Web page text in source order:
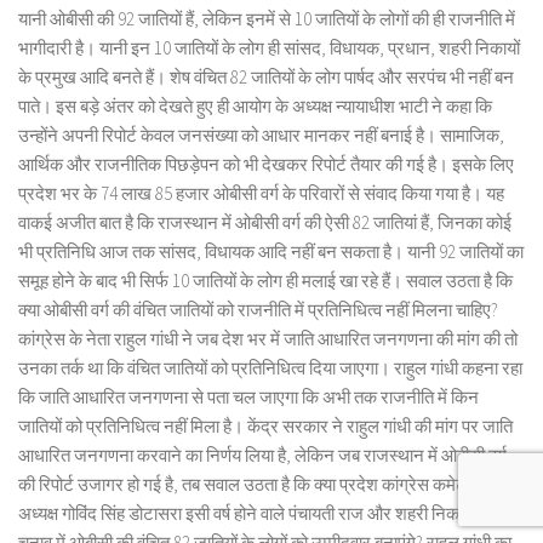
यानी ओबीसी की 92 जातियों हैं, लेकिन इनमें से 10 जातियों के लोगों की ही राजनीति में
भागीदारी है। यानी इन 10 जातियों के लोग ही सांसद, विधायक, प्रधान, शहरी निकायों
के प्रमुख आदि बनते हैं। शेष वंचित 82 जातियों के लोग पार्षद और सरपंच भी नहीं बन
पाते। इस बड़े अंतर को देखते हुए ही आयोग के अध्यक्ष न्यायाधीश भाटी ने कहा कि
उन्होंने अपनी रिपोर्ट केवल जनसंख्या को आधार मानकर नहीं बनाई है। सामाजिक,
आर्थिक और राजनीतिक पिछड़ेपन को भी देखकर रिपोर्ट तैयार की गई है। इसके लिए
प्रदेश भर के 74 लाख 85 हजार ओबीसी वर्ग के परिवारों से संवाद किया गया है। यह
वाकई अजीत बात है कि राजस्थान में ओबीसी वर्ग की ऐसी 82 जातियां हैं, जिनका कोई
भी प्रतिनिधि आज तक सांसद, विधायक आदि नहीं बन सकता है। यानी 92 जातियों का
समूह होने के बाद भी सिर्फ 10 जातियों के लोग ही मलाई खा रहे हैं। सवाल उठता है कि
क्या ओबीसी वर्ग की वंचित जातियों को राजनीति में प्रतिनिधित्व नहीं मिलना चाहिए?
कांग्रेस के नेता राहुल गांधी ने जब देश भर में जाति आधारित जनगणना की मांग की तो
उनका तर्क था कि वंचित जातियों को प्रतिनिधित्व दिया जाएगा। राहुल गांधी कहना रहा
कि जाति आधारित जनगणना से पता चल जाएगा कि अभी तक राजनीति में किन
जातियों को प्रतिनिधित्व नहीं मिला है। केंद्र सरकार ने राहुल गांधी की मांग पर जाति
आधारित जनगणना करवाने का निर्णय लिया है, लेकिन जब राजस्थान में ओबीसी वर्ग
की रिपोर्ट उजागर हो गई है, तब सवाल उठता है कि क्या प्रदेश कांग्रेस कमेटी के
अध्यक्ष गोविंद सिंह डोटासरा इसी वर्ष होने वाले पंचायती राज और शहरी निकायों के